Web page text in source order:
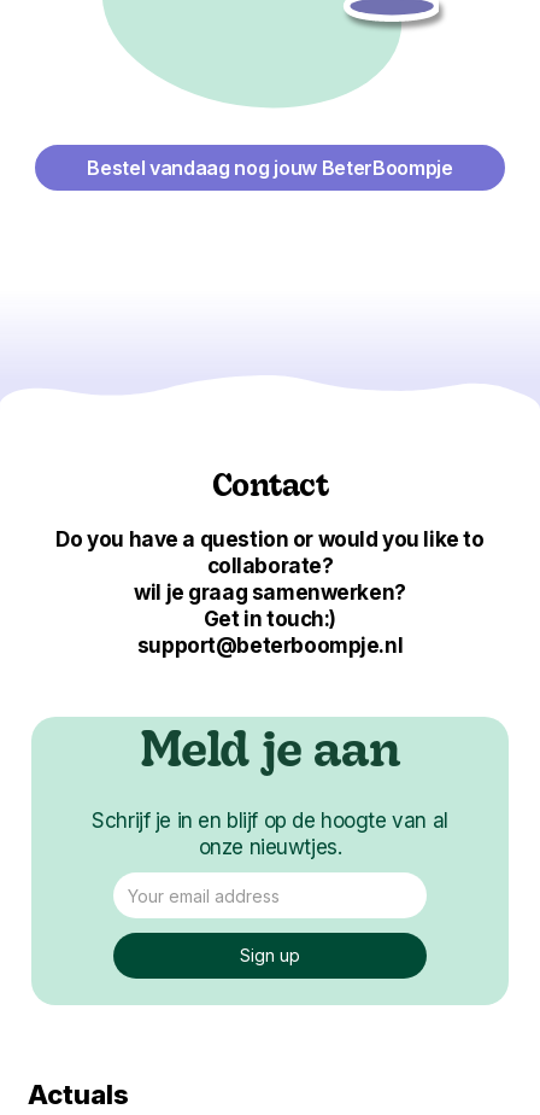
Bestel vandaag nog jouw BeterBoompje
Contact
Do you have a question or would you like to
collaborate?
wil je graag samenwerken?
Get in touch:)
support@beterboompje.nl
Meld je aan
Schrijf je in en blijf op de hoogte van al
onze nieuwtjes.
Actuals